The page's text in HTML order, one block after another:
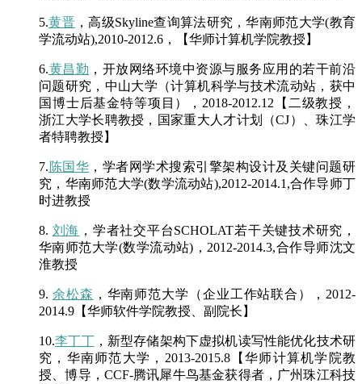
5.黄晋，高级Skyline查询算法研究，华南师范大学(教育
学流动站),2010-2012.6，【华师计算机学院教授】
6.黄昌勤 ，开放网络环境中资源与服务应用的若干前沿
问题研究，中山大学（计算机科学与技术流动站，获中
国博士后基金特等项目），2018-2012.12【二级教授，
浙江大学长聘教授，国家重大人才计划（CJ）、珠江学
者特聘教授】
7. 陈国华 ，学者网学术搜索引擎架构设计及关键问题研
究，华南师范大学(数学流动站),2012-2014.1,合作导师丁
时进教授
8. 刘海 ，学者社交平台SCHOLAT若干关键技术研究，
华南师范大学(数学流动站)，2012-2014.3,合作导师沈文
淮教授
9. 余松森 ，华南师范大学（企业工作站联合），2012-
2014.9【华师软件学院教授、副院长】
10.李丁丁，新型存储架构下虚拟机读写性能优化技术研
究，华南师范大学，2013-2015.8【华师计算机学院教
授、博导，CCF-腾讯犀牛鸟基金获得者，广州珠江科技